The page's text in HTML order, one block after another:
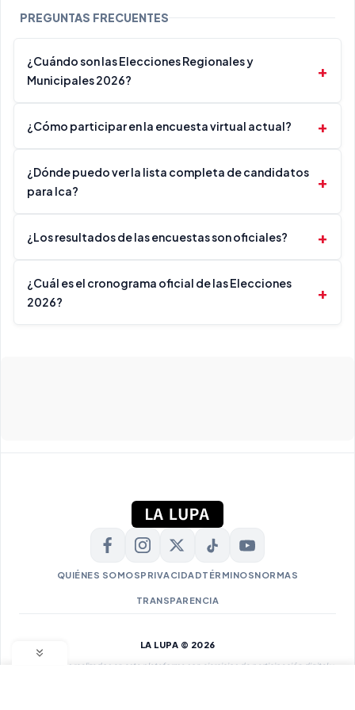
PREGUNTAS FRECUENTES
¿Cuándo son las Elecciones Regionales y
Municipales 2026?
¿Cómo participar en la encuesta virtual actual?
¿Dónde puedo ver la lista completa de candidatos
para Ica?
¿Los resultados de las encuestas son oficiales?
¿Cuál es el cronograma oficial de las Elecciones
2026?
QUIÉNES SOMOSPRIVACIDADTÉRMINOSNORMAS
TRANSPARENCIA
LA LUPA © 2026
Los sondeos realizados en esta plataforma son ejercicios de participación digital y